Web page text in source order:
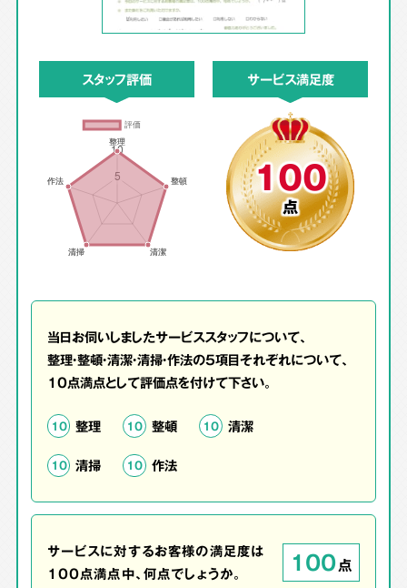
スタッフ評価 サービス満足度
100
点
当日お伺いしましたサービススタッフについて、
整理・整頓・清潔・清掃・作法の5項目それぞれについて、
10点満点として評価点を付けて下さい。
10 整理 10 整頓 10 清潔
10 清掃 10 作法
サービスに対するお客様の満足度は
100点満点中、何点でしょうか。
100点